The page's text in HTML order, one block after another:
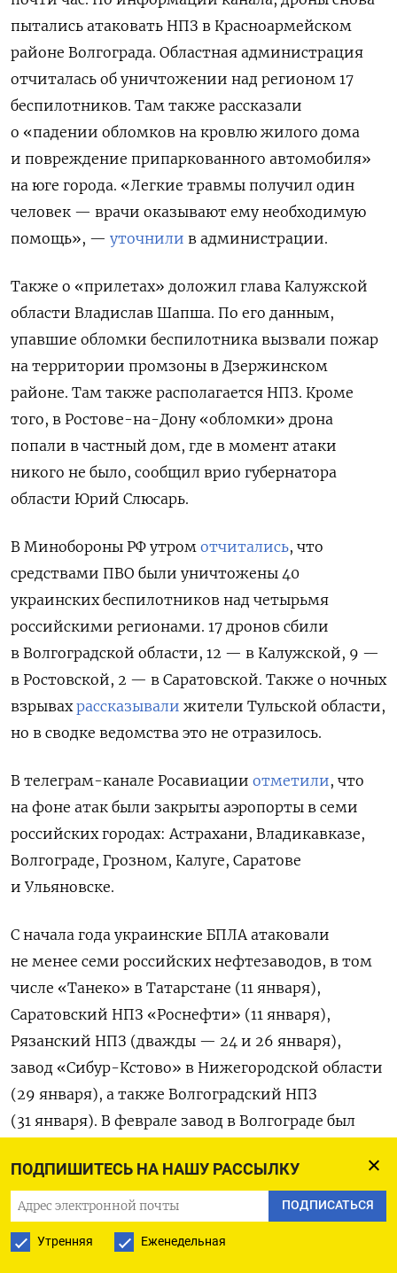
ПОДПИШИТЕСЬ НА НАШУ РАССЫЛКУ
ПОДПИСАТЬСЯ
Утренняя Еженедельная
пытались атаковать НПЗ в Красноармейском
районе Волгограда. Областная администрация
отчиталась об уничтожении над регионом 17
беспилотников. Там также рассказали
о «падении обломков на кровлю жилого дома
и повреждение припаркованного автомобиля»
на юге города. «Легкие травмы получил один
человек — врачи оказывают ему необходимую
помощь», — уточнили в администрации.
Также о «прилетах» доложил глава Калужской
области Владислав Шапша. По его данным,
упавшие обломки беспилотника вызвали пожар
на территории промзоны в Дзержинском
районе. Там также располагается НПЗ. Кроме
того, в Ростове-на-Дону «обломки» дрона
попали в частный дом, где в момент атаки
никого не было, сообщил врио губернатора
области Юрий Слюсарь.
В Минобороны РФ утром отчитались, что
средствами ПВО были уничтожены 40
украинских беспилотников над четырьмя
российскими регионами. 17 дронов сбили
в Волгоградской области, 12 — в Калужской, 9 —
в Ростовской, 2 — в Саратовской. Также о ночных
взрывахрассказывали жители Тульской области,
но в сводке ведомства это не отразилось.
В телеграм-канале Росавиации отметили, что
на фоне атак были закрыты аэропорты в семи
российских городах: Астрахани, Владикавказе,
Волгограде, Грозном, Калуге, Саратове
и Ульяновске.
С начала года украинские БПЛА атаковали
не менее семи российских нефтезаводов, в том
числе «Танеко» в Татарстане (11 января),
Саратовский НПЗ «Роснефти» (11 января),
Рязанский НПЗ (дважды — 24 и 26 января),
завод «Сибур-Кстово» в Нижегородской области
(29 января), а также Волгоградский НПЗ
(31 января). В феврале завод в Волгограде был
Астраханский ГПЗ «Газпрома», выпускающий
топливо для южных регионов.